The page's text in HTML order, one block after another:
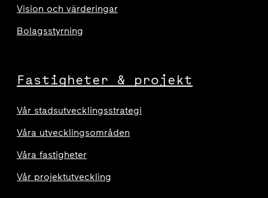
Vision och värderingar
Bolagsstyrning
Fastigheter & projekt
Vår stadsutvecklingsstrategi
Våra utvecklingsområden
Våra fastigheter
Vår projektutveckling